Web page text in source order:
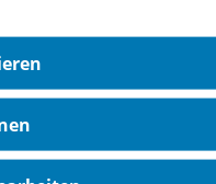
– von
und
Dokument